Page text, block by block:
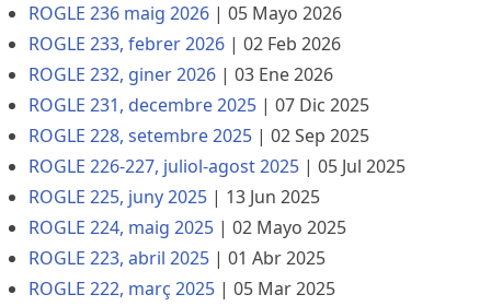
ROGLE 236 maig 2026 | 05 Mayo 2026
ROGLE 233, febrer 2026 | 02 Feb 2026
ROGLE 232, giner 2026 | 03 Ene 2026
ROGLE 231, decembre 2025 | 07 Dic 2025
ROGLE 228, setembre 2025 | 02 Sep 2025
ROGLE 226-227, juliol-agost 2025 | 05 Jul 2025
ROGLE 225, juny 2025 | 13 Jun 2025
ROGLE 224, maig 2025 | 02 Mayo 2025
ROGLE 223, abril 2025 | 01 Abr 2025
ROGLE 222, març 2025 | 05 Mar 2025